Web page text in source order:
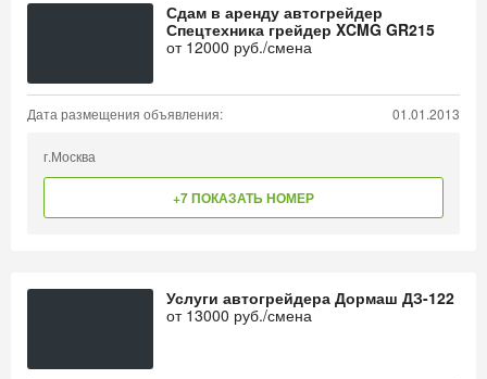
Сдам в аренду автогрейдер
Спецтехника грейдер XCMG GR215
от 12000 руб./смена
Дата размещения объявления: 01.01.2013
г.Москва
+7 ПОКАЗАТЬ НОМЕР
Услуги автогрейдера Дормаш ДЗ-122
от 13000 руб./смена